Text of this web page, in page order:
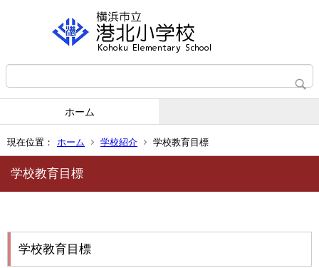
ホーム
現在位置： ホーム 学校紹介 学校教育目標
学校教育目標
学校教育目標